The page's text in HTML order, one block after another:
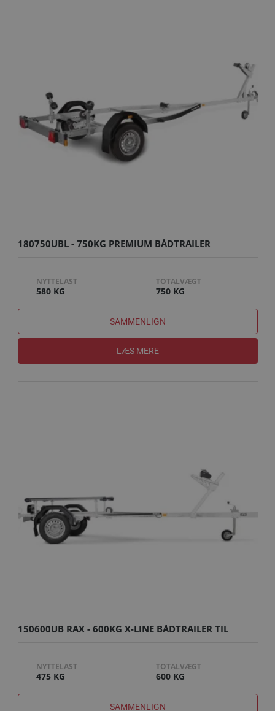
180750UBL - 750KG PREMIUM BÅDTRAILER
NYTTELAST
580 KG
TOTALVÆGT
750 KG
SAMMENLIGN
LÆS MERE
150600UB RAX - 600KG X-LINE BÅDTRAILER TIL
NYTTELAST
475 KG
TOTALVÆGT
600 KG
SAMMENLIGN